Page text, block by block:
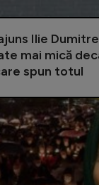
Ilie
mai mică
spun totul